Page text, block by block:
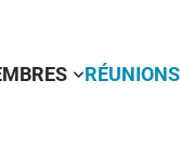
RÉUNIONS